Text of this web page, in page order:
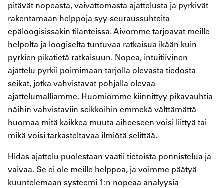
pitävät nopeasta, vaivattomasta ajattelusta ja pyrkivät
rakentamaan helppoja syy-seuraussuhteita
epäloogisissakin tilanteissa. Aivomme tarjoavat meille
helpolta ja loogiselta tuntuvaa ratkaisua ikään kuin
pyrkien pikatietä ratkaisuun. Nopea, intuitiivinen
ajattelu pyrkii poimimaan tarjolla olevasta tiedosta
seikat, jotka vahvistavat pohjalla olevaa
ajattelumalliamme. Huomiomme kiinnittyy pikavauhtia
näihin vahvistaviin seikkoihin emmekä välttämättä
huomaa mitä kaikkea muuta aiheeseen voisi liittyä tai
mikä voisi tarkasteltavaa ilmiötä selittää.
Hidas ajattelu puolestaan vaatii tietoista ponnistelua ja
vaivaa. Se ei ole meille helppoa, ja voimme päätyä
kuuntelemaan systeemi 1:n nopeaa analyysia